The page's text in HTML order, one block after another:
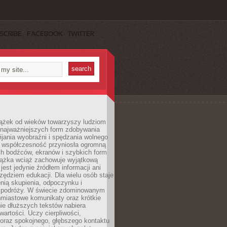
FACEBOOK TWITTER
od wieków towarzyszy ludziom
form zdobywania
wyobraźni i spędzania wolnego
przyniosła ogromną
bodźców, ekranów i szybkich form
wciąż zachowuje wyjątkową
jedynie źródłem informacji ani
edukacji. Dla wielu osób staje
skupienia, odpoczynku i
W świecie zdominowanym
komunikaty oraz krótkie
dłuższych tekstów nabiera
Uczy cierpliwości,
spokojnego, głębszego kontaktu